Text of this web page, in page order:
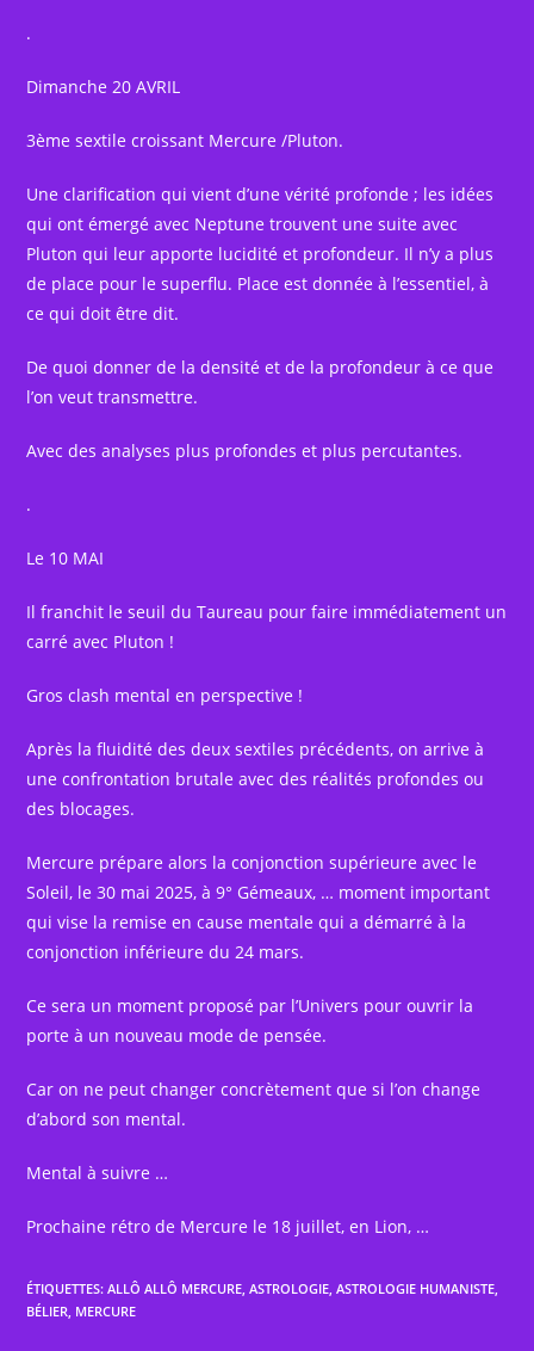
.
Dimanche 20 AVRIL
3ème sextile croissant Mercure /Pluton.
Une clarification qui vient d’une vérité profonde ; les idées
qui ont émergé avec Neptune trouvent une suite avec
Pluton qui leur apporte lucidité et profondeur. Il n’y a plus
de place pour le superflu. Place est donnée à l’essentiel, à
ce qui doit être dit.
De quoi donner de la densité et de la profondeur à ce que
l’on veut transmettre.
Avec des analyses plus profondes et plus percutantes.
.
Le 10 MAI
Il franchit le seuil du Taureau pour faire immédiatement un
carré avec Pluton !
Gros clash mental en perspective !
Après la fluidité des deux sextiles précédents, on arrive à
une confrontation brutale avec des réalités profondes ou
des blocages.
Mercure prépare alors la conjonction supérieure avec le
Soleil, le 30 mai 2025, à 9° Gémeaux, … moment important
qui vise la remise en cause mentale qui a démarré à la
conjonction inférieure du 24 mars.
Ce sera un moment proposé par l’Univers pour ouvrir la
porte à un nouveau mode de pensée.
Car on ne peut changer concrètement que si l’on change
d’abord son mental.
Mental à suivre …
Prochaine rétro de Mercure le 18 juillet, en Lion, …
ÉTIQUETTES:ALLÔ ALLÔ MERCURE ASTROLOGIE ASTROLOGIE HUMANISTE
BÉLIER MERCURE